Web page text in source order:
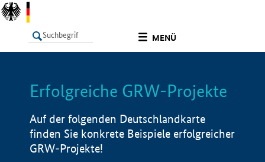
MENÜ
LISTE Info
Erfolgreiche GRW-Projekte
Auf der folgenden Deutschlandkarte
finden Sie konkrete Beispiele erfolgreicher
GRW-Projekte!